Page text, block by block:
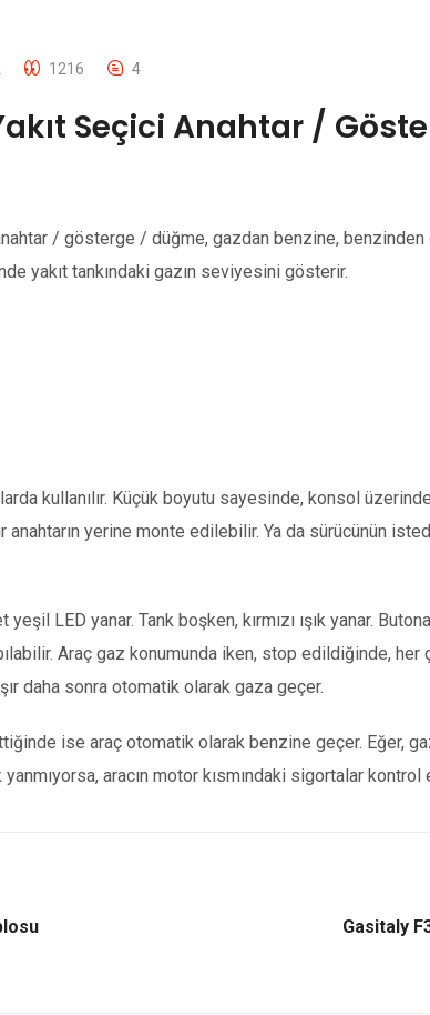
1216 4
Seçici Anahtar /
/ gösterge / düğme, gazdan benzine, benzinden
yakıt tankındaki gazın seviyesini gösterir.
kullanılır. Küçük boyutu sayesinde, konsol
anahtarın yerine monte edilebilir. Ya da sürücünün
LED yanar. Tank boşken, kırmızı ışık yanar.
Araç gaz konumunda iken, stop edildiğinde, her
daha sonra otomatik olarak gaza geçer.
ise araç otomatik olarak benzine geçer. Eğer,
yanmıyorsa, aracın motor kısmındaki sigortalar
Gasitaly